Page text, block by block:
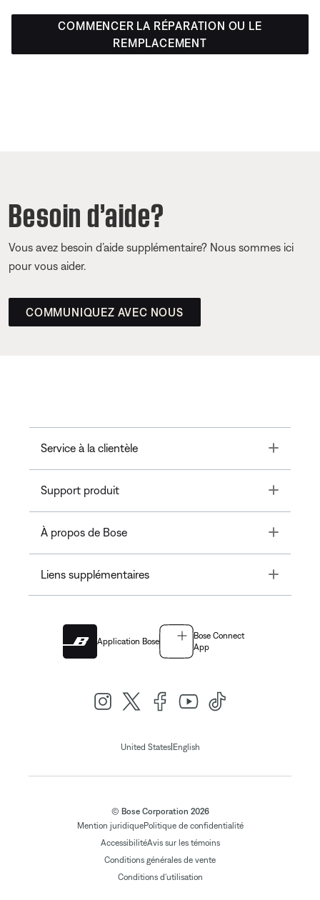
COMMENCER LA RÉPARATION OU LE
REMPLACEMENT
Besoin d’aide?
Vous avez besoin d’aide supplémentaire? Nous sommes ici
pour vous aider.
COMMUNIQUEZ AVEC NOUS
Service à la clientèle Toggle
Support produit Toggle
À propos de Bose Toggle
Liens supplémentaires Toggle
Application Bose
Bose Connect
App
United States| English
© Bose Corporation 2026
Mention juridiquePolitique de confidentialité
AccessibilitéAvis sur les témoins
Conditions générales de vente
Conditions d'utilisation